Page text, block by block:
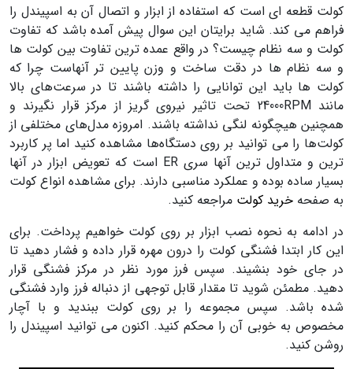
کولت قطعه ای است که استفاده از ابزار و اتصال آن به اسپیندل را
فراهم می کند. شاید برایتان این سوال پیش آمده باشد که تفاوت
کولت و سه نظام چیست؟ در واقع عمده ترین تفاوت بین کولت ها
و سه نظام ها در دقت ساخت و وزن پایین تر آنهاست چرا که
کولت ها باید این توانایی را داشته باشند تا در سرعت‌های بالا
مانند 24000RPM تحت تاثیر نیروی گریز از مرکز قرار نگیرند و
همچنین هیچگونه لنگی نداشته باشند. امروزه مدل‌های مختلفی از
کولت‌ها را می توانید بر روی دستگاه‌ها مشاهده کنید اما پر کاربرد
ترین و متداول ترین آنها سری ER است که تعویض ابزار در آنها
بسیار ساده بوده و عملکرد مناسبی دارند. برای مشاهده انواع کولت
به صفحه خرید کولت مراجعه کنید.
در ادامه به نحوه نصب ابزار بر روی کولت خواهیم پرداخت. برای
این کار ابتدا فشنگی کولت را درون مهره قرار داده و فشار دهید تا
در جای خود بنشیند. سپس فرز مورد نظر در مرکز فشنگی قرار
دهید. مطمئن شوید تا مقدار قابل توجهی از دنباله فرز وارد فشنگی
شده باشد. سپس مجموعه را بر روی کولت ببندید و با آچار
مخصوص به خوبی آن را محکم کنید. اکنون می توانید اسپیندل را
روشن کنید.